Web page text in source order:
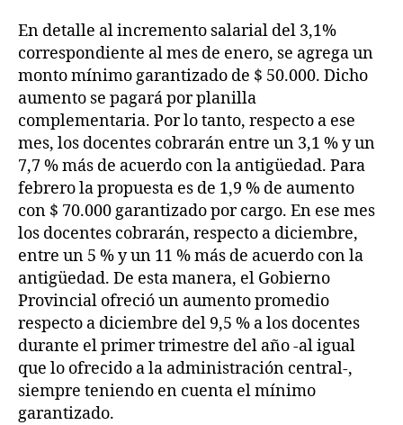
En detalle al incremento salarial del 3,1%
correspondiente al mes de enero, se agrega un
monto mínimo garantizado de $ 50.000. Dicho
aumento se pagará por planilla
complementaria. Por lo tanto, respecto a ese
mes, los docentes cobrarán entre un 3,1 % y un
7,7 % más de acuerdo con la antigüedad. Para
febrero la propuesta es de 1,9 % de aumento
con $ 70.000 garantizado por cargo. En ese mes
los docentes cobrarán, respecto a diciembre,
entre un 5 % y un 11 % más de acuerdo con la
antigüedad. De esta manera, el Gobierno
Provincial ofreció un aumento promedio
respecto a diciembre del 9,5 % a los docentes
durante el primer trimestre del año -al igual
que lo ofrecido a la administración central-,
siempre teniendo en cuenta el mínimo
garantizado.